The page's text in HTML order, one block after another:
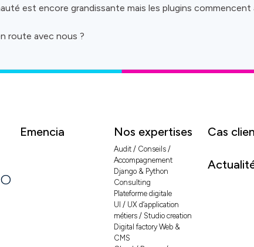
est encore grandissante mais les plugins commencent
route avec nous ?
Emencia Nos expertises
Audit / Conseils /
Accompagnement
Django & Python
Consulting
Plateforme digitale
UI / UX d’application
métiers / Studio creation
Digital factory Web &
CMS
Cas